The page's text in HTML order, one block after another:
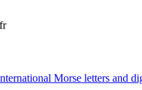
fr
Morse letters and